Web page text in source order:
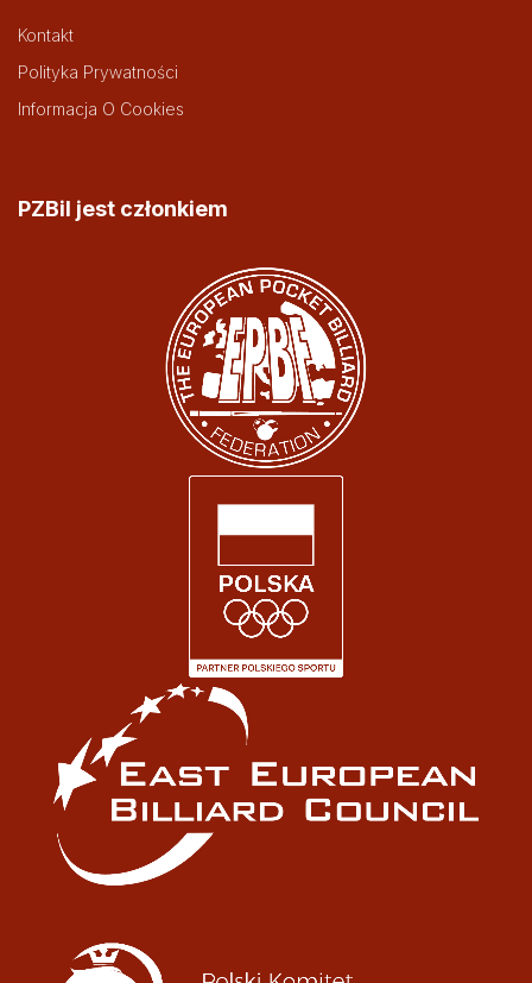
Kontakt
Polityka Prywatności
Informacja O Cookies
PZBil jest członkiem